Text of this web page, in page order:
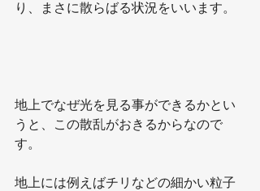
り、まさに散らばる状況をいいます。
地上でなぜ光を見る事ができるかとい
うと、この散乱がおきるからなので
す。
地上には例えばチリなどの細かい粒子